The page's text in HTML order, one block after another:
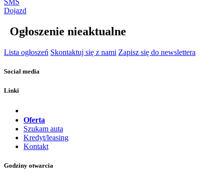
SMS
Dojazd
Ogłoszenie nieaktualne
Lista ogłoszeń Skontaktuj się z nami Zapisz się do newslettera
Social media
Linki
Oferta
Szukam auta
Kredyt/leasing
Kontakt
Godziny otwarcia